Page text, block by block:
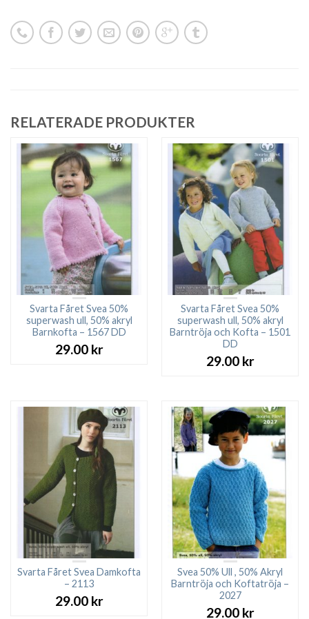
RELATERADE PRODUKTER
Svarta Fåret Svea 50%
superwash ull, 50% akryl
Barnkofta – 1567 DD
29.00 kr
Svarta Fåret Svea 50%
superwash ull, 50% akryl
Barntröja och Kofta – 1501
DD
29.00 kr
Svarta Fåret Svea Damkofta
– 2113
29.00 kr
Svea 50% Ull , 50% Akryl
Barntröja och Koftatröja –
2027
29.00 kr